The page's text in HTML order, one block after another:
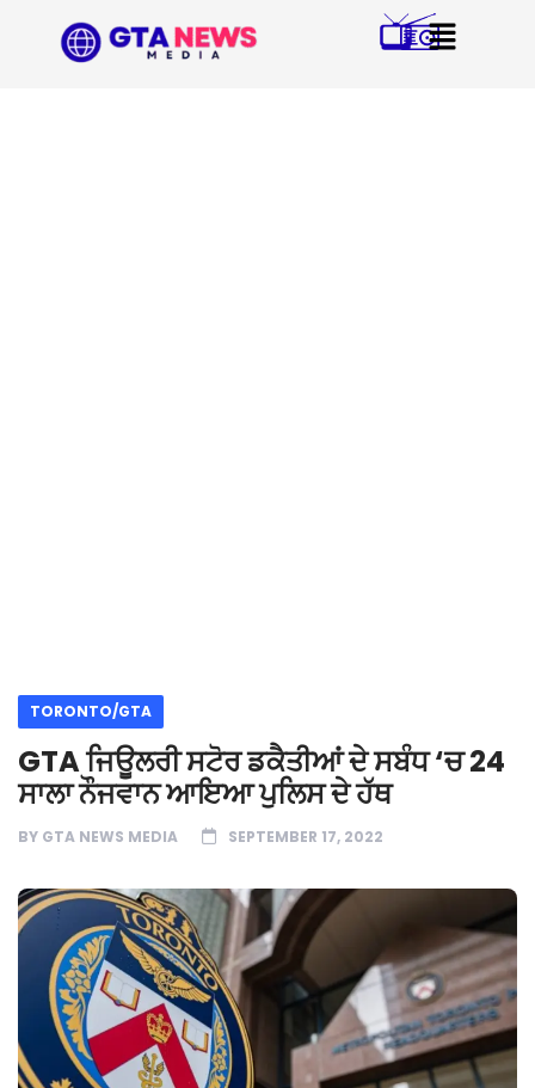
TORONTO/GTA
GTA ਜਿਊਲਰੀ ਸਟੋਰ ਡਕੈਤੀਆਂ ਦੇ ਸਬੰਧ ‘ਚ 24
ਸਾਲਾ ਨੌਜਵਾਨ ਆਇਆ ਪੁਲਿਸ ਦੇ ਹੱਥ
BY GTA NEWS MEDIA SEPTEMBER 17, 2022